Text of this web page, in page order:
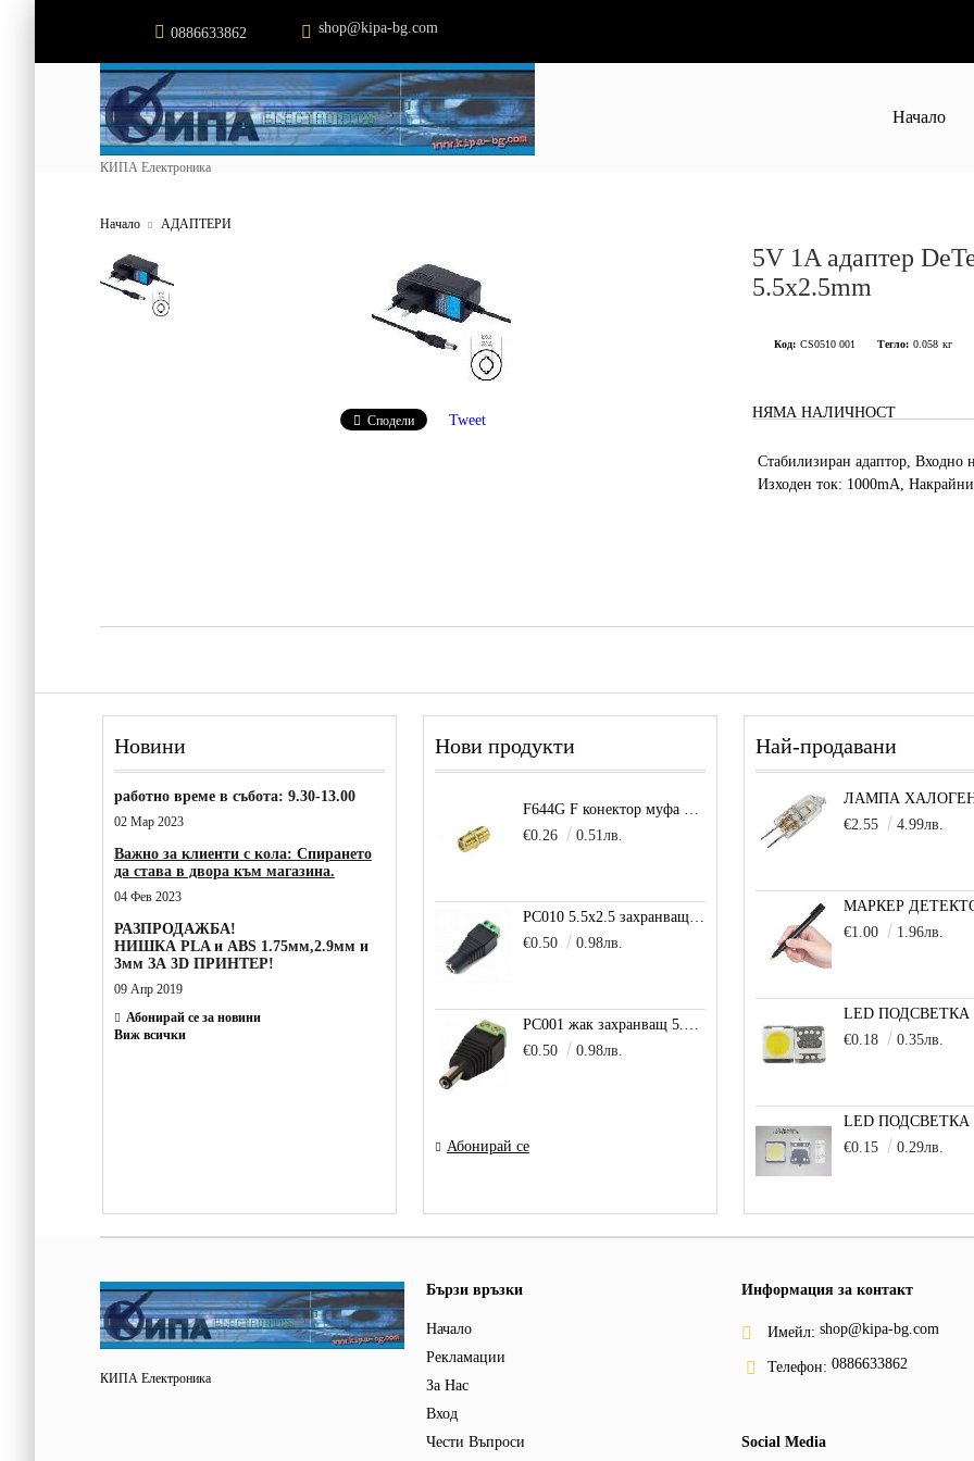
0886633862 shop@kipa-bg.com
КИПА Електроника
Начало
Начало АДАПТЕРИ
Сподели Tweet
5V 1A адаптер
5.5x2.5mm
Код: CS0510 001 Тегло: 0.058 кг
НЯМА НАЛИЧНОСТ
Стабилизиран адаптор,
Изходен ток: 1000mA,
Новини
работно време в събота: 9.30-13.00
02 Мар 2023
Важно за клиенти с кола: Спирането
да става в двора към магазина.
04 Фев 2023
РАЗПРОДАЖБА!
НИШКА PLA и ABS 1.75мм,2.9мм и
3мм ЗА 3D ПРИНТЕР!
09 Апр 2019
Абонирай се за новини
Виж всички
Нови продукти
F644G F конектор муфа позлатена
€0.26
0.51лв.
PC010 5.5x2.5 захранващо гнездо с клема за кабел
€0.50
0.98лв.
PC001 жак захранващ 5.5x2.5mm с клема
€0.50
0.98лв.
Абонирай се
Най-продавани
€2.55
4.99лв.
€1.00
1.96лв.
€0.18
0.35лв.
€0.15
0.29лв.
КИПА Електроника
Бързи връзки
Начало
Рекламации
За Нас
Вход
Чести Въпроси
Информация за контакт
Имейл: shop@kipa-bg.com
Телефон: 0886633862
Social Media